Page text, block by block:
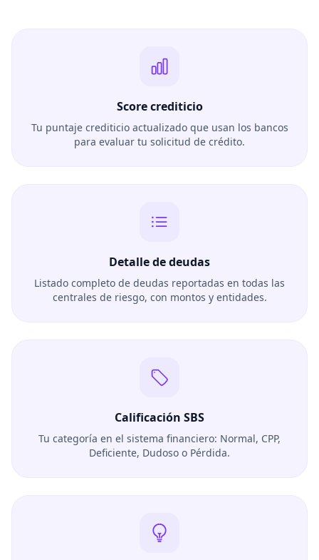
Score crediticio
Tu puntaje crediticio actualizado que usan los bancos
para evaluar tu solicitud de crédito.
Detalle de deudas
Listado completo de deudas reportadas en todas las
centrales de riesgo, con montos y entidades.
Calificación SBS
Tu categoría en el sistema financiero: Normal, CPP,
Deficiente, Dudoso o Pérdida.